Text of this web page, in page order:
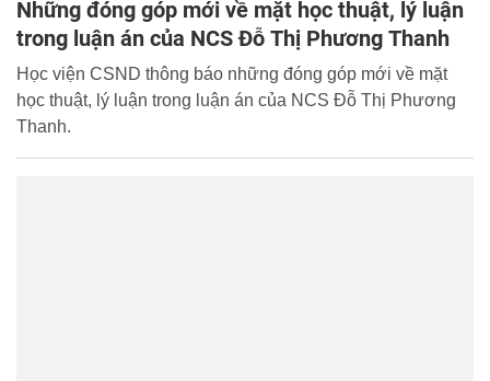
Những đóng góp mới về mặt học thuật, lý luận
trong luận án của NCS Đỗ Thị Phương Thanh
Học viện CSND thông báo những đóng góp mới về mặt
học thuật, lý luận trong luận án của NCS Đỗ Thị Phương
Thanh.